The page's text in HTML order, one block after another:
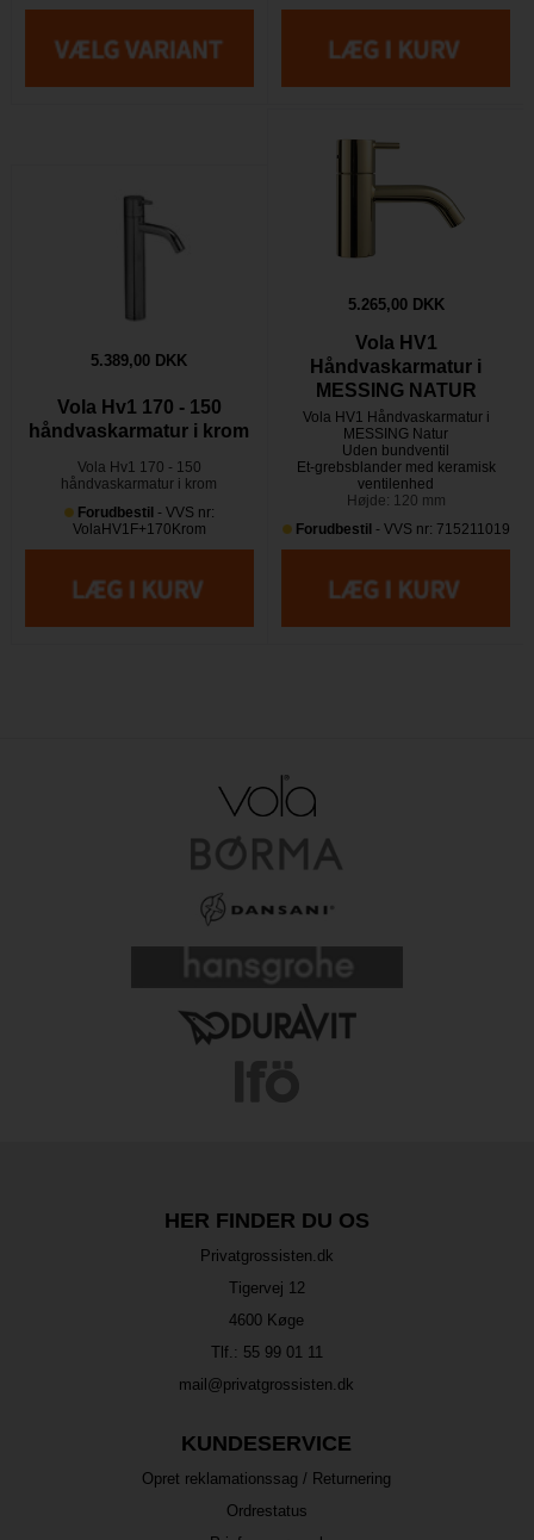
5.389,00 DKK
Vola Hv1 170 - 150
håndvaskarmatur i krom
Vola Hv1 170 - 150
håndvaskarmatur i krom
Forudbestil- VVS nr:
VolaHV1F+170Krom
5.265,00 DKK
Vola HV1
Håndvaskarmatur i
MESSING NATUR
Vola HV1 Håndvaskarmatur i
MESSING Natur
Uden bundventil
Et-grebsblander med keramisk
ventilenhed
Højde: 120 mm
Forudbestil- VVS nr: 715211019
HER FINDER DU OS
Privatgrossisten.dk
Tigervej 12
4600 Køge
Tlf.: 55 99 01 11
mail@privatgrossisten.dk
KUNDESERVICE
Opret reklamationssag / Returnering
Ordrestatus